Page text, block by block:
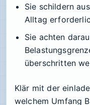
Sie schildern
Alltag
Sie achten
überschritten
Klär mit der
welchem Umfang